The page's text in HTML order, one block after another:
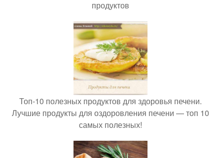
продуктов
Топ-10 полезных продуктов для здоровья печени.
Лучшие продукты для оздоровления печени — топ 10
самых полезных!